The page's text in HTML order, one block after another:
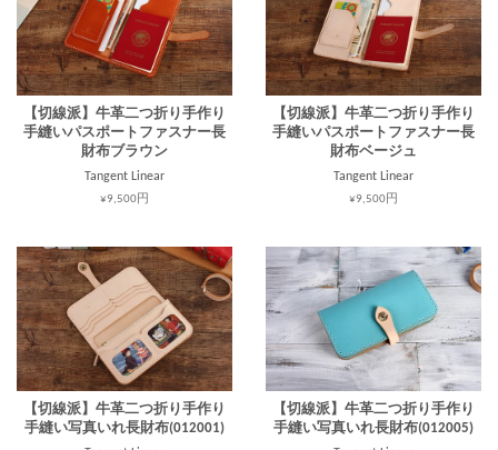
【切線派】牛革二つ折り手作り
手縫いパスポートファスナー長
財布ブラウン
Tangent Linear
¥9,500円
【切線派】牛革二つ折り手作り
手縫いパスポートファスナー長
財布ベージュ
Tangent Linear
¥9,500円
【切線派】牛革二つ折り手作り
手縫い写真いれ長財布(012001)
【切線派】牛革二つ折り手作り
手縫い写真いれ長財布(012005)